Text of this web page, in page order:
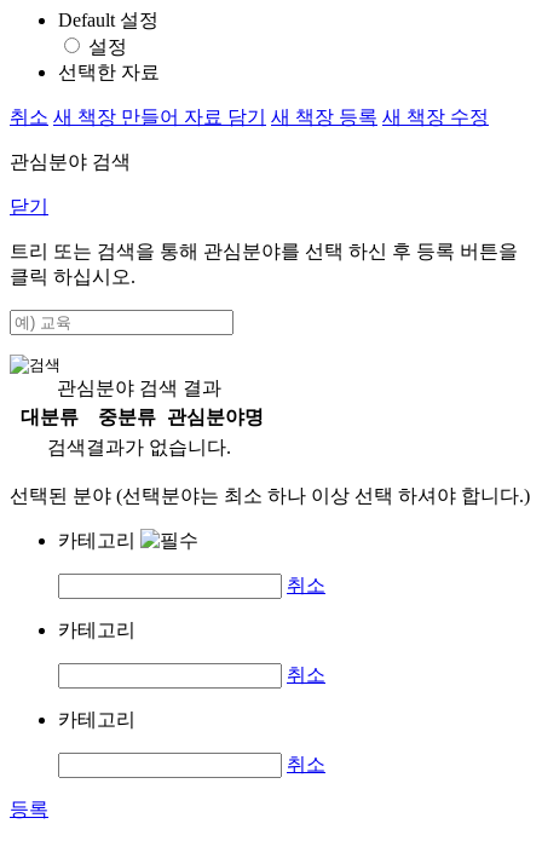
Default 설정
설정
선택한 자료
취소 새 책장 만들어 자료 담기 새 책장 등록 새 책장 수정
관심분야 검색
닫기
트리 또는 검색을 통해 관심분야를 선택 하신 후 등록 버튼을
클릭 하십시오.
관심분야 검색 결과
대분류
중분류
관심분야명
검색결과가 없습니다.
선택된 분야 (선택분야는 최소 하나 이상 선택 하셔야 합니다.)
카테고리
취소
카테고리
취소
카테고리
취소
등록